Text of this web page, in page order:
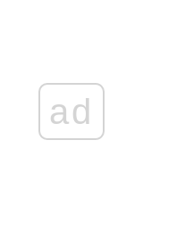
ad